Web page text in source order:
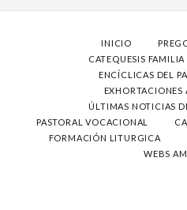
INICIO
CATEQUESIS FAMILIA
ENCÍCLICAS DEL
EXHORTACIONES
ÚLTIMAS NOTICIAS
PASTORAL VOCACIONAL
FORMACIÓN LITURGICA
WEBS